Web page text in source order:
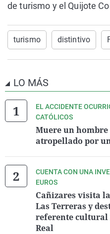
de turismo y el Quijote
turismo distintivo
LO MÁS
EL ACCIDENTE
CATÓLICOS
Muere un hombre
atropellado por
CUENTA CON UNA
EUROS
Cañizares visita
Las Terreras y
referente cultural
Real